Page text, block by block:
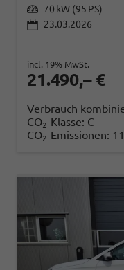
70 kW (95 PS)
23.03.2026
21.490,– €
incl. 19% MwSt.
Verbrauch
CO2-Klasse: C
CO2-Emissionen: